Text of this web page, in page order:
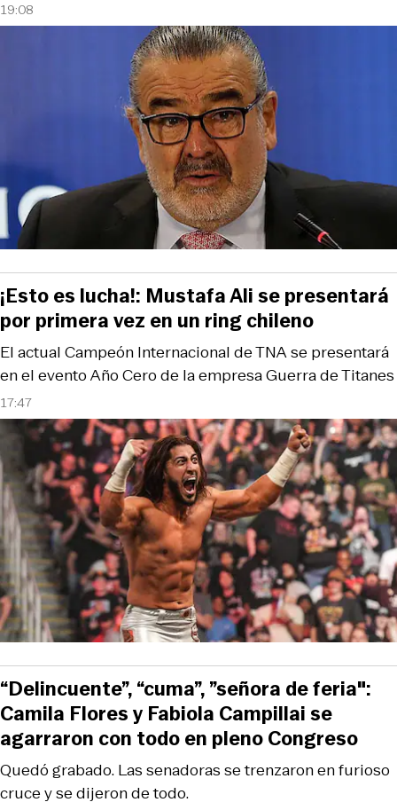
19:08
17:47
El actual Campeón Internacional de TNA se presentará
en el evento Año Cero de la empresa Guerra de Titanes
¡Esto es lucha!: Mustafa Ali se presentará
por primera vez en un ring chileno
Quedó grabado. Las senadoras se trenzaron en furioso
cruce y se dijeron de todo.
“Delincuente”, “cuma”, ”señora de feria":
Camila Flores y Fabiola Campillai se
agarraron con todo en pleno Congreso